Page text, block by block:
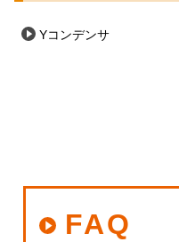
Yコンデンサ
FAQ